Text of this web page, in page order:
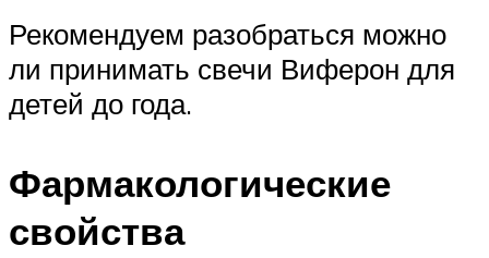
Рекомендуем разобраться можно
ли принимать свечи Виферон для
детей до года.
Фармакологические
свойства